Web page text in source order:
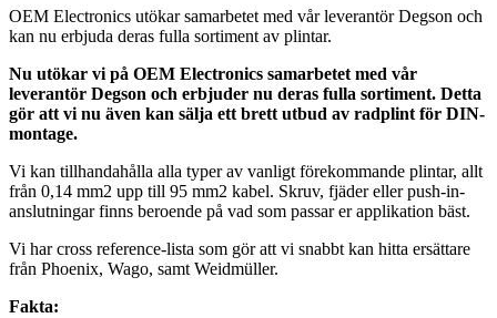
OEM Electronics utökar samarbetet med vår leverantör Degson och
kan nu erbjuda deras fulla sortiment av plintar.
Nu utökar vi på OEM Electronics samarbetet med vår
leverantör Degson och erbjuder nu deras fulla sortiment. Detta
gör att vi nu även kan sälja ett brett utbud av radplint för DIN-
montage.
Vi kan tillhandahålla alla typer av vanligt förekommande plintar, allt
från 0,14 mm2 upp till 95 mm2 kabel. Skruv, fjäder eller push-in-
anslutningar finns beroende på vad som passar er applikation bäst.
Vi har cross reference-lista som gör att vi snabbt kan hitta ersättare
från Phoenix, Wago, samt Weidmüller.
Fakta: